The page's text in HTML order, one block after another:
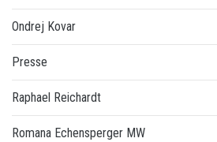
Ondrej Kovar
Presse
Raphael Reichardt
Romana Echensperger MW